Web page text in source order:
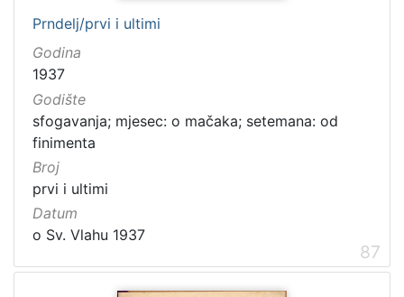
Prndelj/prvi i ultimi
Godina
1937
Godište
sfogavanja; mjesec: o mačaka; setemana: od
finimenta
Broj
prvi i ultimi
Datum
o Sv. Vlahu 1937
87